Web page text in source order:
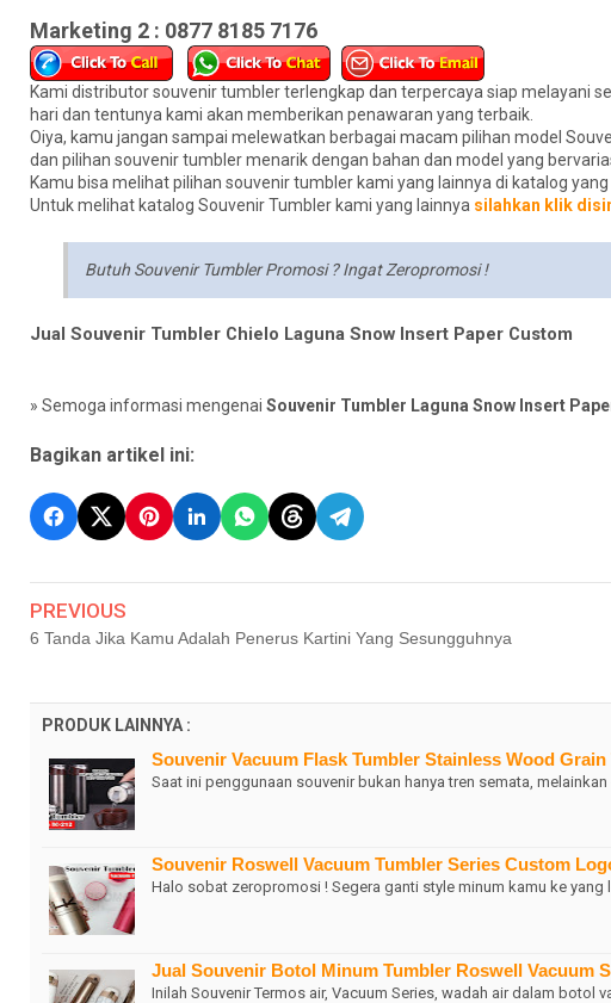
Marketing 2 : 0877 8185 7176
Kami distributor souvenir tumbler terlengkap dan terpercaya siap melayani
hari dan tentunya kami akan memberikan penawaran yang terbaik.
Oiya, kamu jangan sampai melewatkan berbagai macam pilihan model
dan pilihan souvenir tumbler menarik dengan bahan dan model yang
Kamu bisa melihat pilihan souvenir tumbler kami yang lainnya di katalog yang
Untuk melihat katalog Souvenir Tumbler kami yang lainnya silahkan klik
Butuh Souvenir Tumbler Promosi ? Ingat Zeropromosi !
Jual Souvenir Tumbler Chielo Laguna Snow Insert Paper Custom
» Semoga informasi mengenai Souvenir Tumbler Laguna Snow Insert
Bagikan artikel ini:
PREVIOUS
6 Tanda Jika Kamu Adalah Penerus Kartini Yang Sesungguhnya
PRODUK LAINNYA :
Souvenir Vacuum Flask Tumbler Stainless Wood
Saat ini penggunaan souvenir bukan hanya tren semata,
Souvenir Roswell Vacuum Tumbler Series Custom
Halo sobat zeropromosi ! Segera ganti style minum kamu ke
Jual Souvenir Botol Minum Tumbler Roswell Vacuum
Inilah Souvenir Termos air, Vacuum Series, wadah air dalam botol